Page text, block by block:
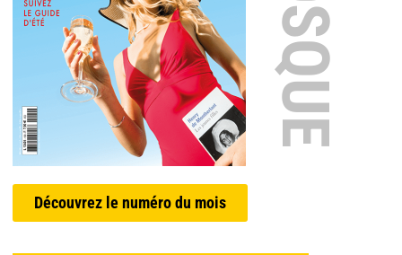
Découvrez le numéro du mois